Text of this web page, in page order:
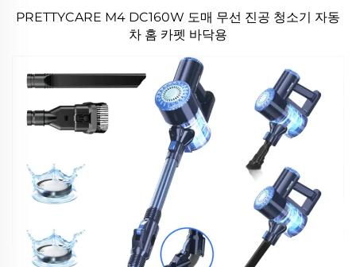
PRETTYCARE M4 DC160W 도매 무선 진공 청소기 자동
차 홈 카펫 바닥용